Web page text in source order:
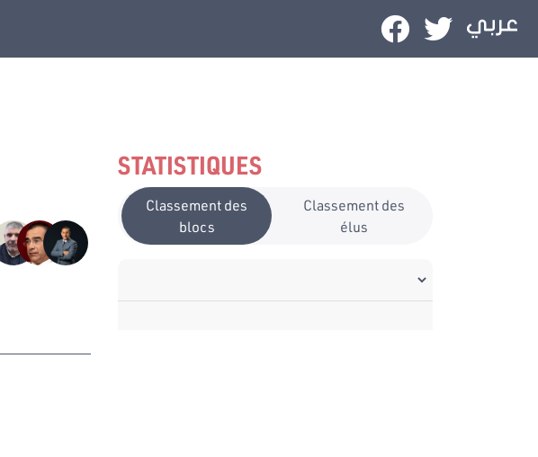
STATISTIQUES
Classement des
blocs
Classement des
élus